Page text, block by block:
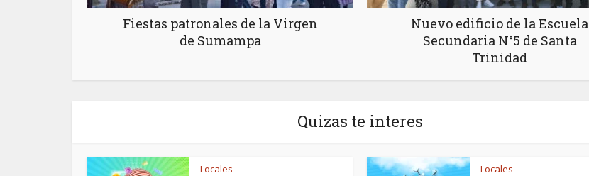
Fiestas patronales de la Virgen
de Sumampa
Nuevo edificio de la Escuela
Secundaria N°5 de Santa
Trinidad
Quizas te interes
Locales Locales